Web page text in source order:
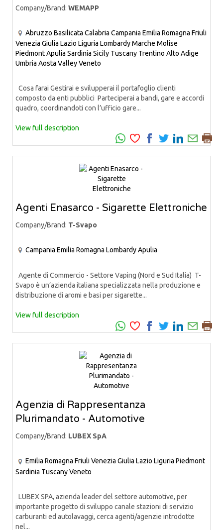
Company/Brand: WEMAPP
Abruzzo Basilicata Calabria Campania Emilia Romagna Friuli
Venezia Giulia Lazio Liguria LombardyMarche Molise
PiedmontApulia Sardinia Sicily Tuscany Trentino Alto Adige
Umbria Aosta ValleyVeneto
Cosa farai Gestirai e svilupperai il portafoglio clienti
composto da enti pubblici Parteciperai a bandi, gare e accordi
quadro, coordinandoti con l’ufficio gare...
View full description
Agenti Enasarco - Sigarette Elettroniche
Company/Brand: T-Svapo
Campania Emilia Romagna LombardyApulia
Agente di Commercio - Settore Vaping (Nord e Sud Italia) T-
Svapo è un’azienda italiana specializzata nella produzione e
distribuzione di aromi e basi per sigarette...
View full description
Agenzia di Rappresentanza
Plurimandato - Automotive
Company/Brand: LUBEX SpA
Emilia Romagna Friuli Venezia Giulia Lazio Liguria Piedmont
Sardinia TuscanyVeneto
LUBEX SPA, azienda leader del settore automotive, per
importante progetto di sviluppo canale stazioni di servizio
carburanti ed autolavaggi, cerca agenti/agenzie introdotte
nel...